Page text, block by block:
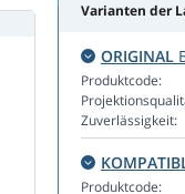
Varianten der
ORIGINAL
Produktcode:
Zuverlässigkeit:
Produktcode: